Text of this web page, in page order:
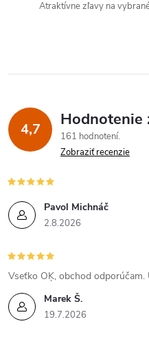
v
ý
p
i
s
u
Atraktívne zľavy na
4,7 Hodnotenie
161 hodnotení
Zobraziť recenzie
Pavol Michnáč
2.8.2026
Marek Š.
19.7.2026
Vseťko OĶ, obchod